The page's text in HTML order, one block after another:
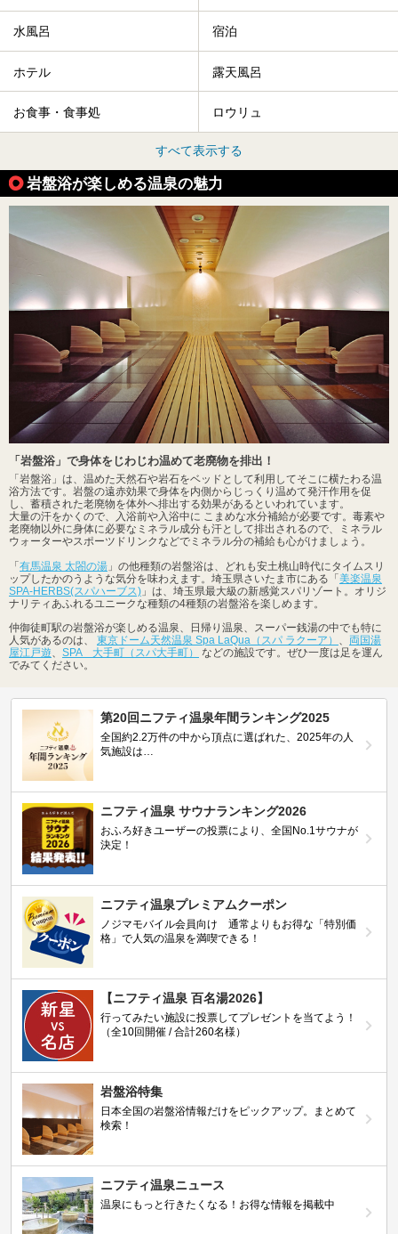
水風呂 宿泊
ホテル 露天風呂
お食事・食事処 ロウリュ
すべて表示する
岩盤浴が楽しめる温泉の魅力
「岩盤浴」で身体をじわじわ温めて老廃物を排出！
「岩盤浴」は、温めた天然石や岩石をベッドとして利用してそこに横たわる温
浴方法です。岩盤の遠赤効果で身体を内側からじっくり温めて発汗作用を促
し、蓄積された老廃物を体外へ排出する効果があるといわれています。
大量の汗をかくので、入浴前や入浴中に こまめな水分補給が必要です。毒素や
老廃物以外に身体に必要なミネラル成分も汗として排出されるので、ミネラル
ウォーターやスポーツドリンクなどでミネラル分の補給も心がけましょう。
「 有馬温泉 太閤の湯 」の他種類の岩盤浴は、どれも安土桃山時代にタイムスリ
ップしたかのうような気分を味わえます。埼玉県さいたま市にある「 美楽温泉
SPA-HERBS(スパハーブス) 」は、埼玉県最大級の新感覚スパリゾート。オリジ
ナリティあふれるユニークな種類の4種類の岩盤浴を楽しめます。
仲御徒町駅の岩盤浴が楽しめる温泉、日帰り温泉、スーパー銭湯の中でも特に
人気があるのは、 東京ドーム天然温泉 Spa LaQua（スパ ラクーア） 、 両国湯
屋江戸遊、 SPA 大手町（スパ大手町）
などの施設です。ぜひ一度は足を運ん
でみてください。
第20回ニフティ温泉年間ランキング2025
全国約2.2万件の中から頂点に選ばれた、2025年の人
気施設は…
ニフティ温泉 サウナランキング2026
おふろ好きユーザーの投票により、全国No.1サウナが
決定！
ニフティ温泉プレミアムクーポン
ノジマモバイル会員向け 通常よりもお得な「特別価
格」で人気の温泉を満喫できる！
【ニフティ温泉 百名湯2026】
行ってみたい施設に投票してプレゼントを当てよう！
（全10回開催 / 合計260名様）
岩盤浴特集
日本全国の岩盤浴情報だけをピックアップ。まとめて
検索！
ニフティ温泉ニュース
温泉にもっと行きたくなる！お得な情報を掲載中